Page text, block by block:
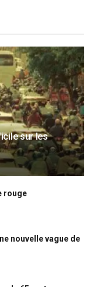
sur les
rouge
nouvelle vague de